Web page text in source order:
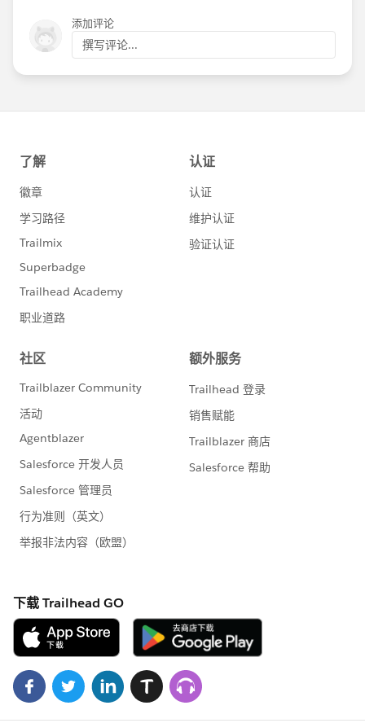
添加评论
撰写评论...